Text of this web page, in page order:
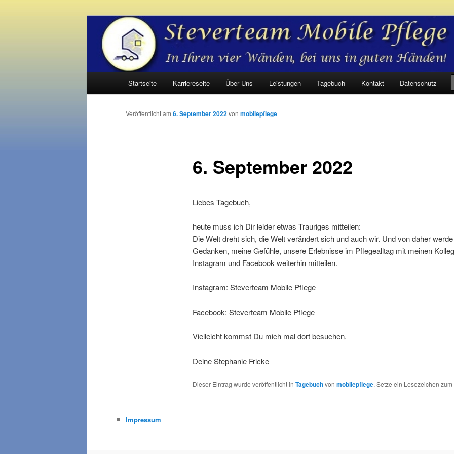
Steverteam Mobile Pflege
Startseite Karriereseite Über Uns Leistungen Tagebuch Kontakt Datenschutz
6. September 2022
Veröffentlicht am 6. September 2022von mobilepflege
Liebes Tagebuch,
heute muss ich Dir leider etwas Trauriges mitteilen:
Die Welt dreht sich, die Welt verändert sich und auch wir. Und von daher
Gedanken, meine Gefühle, unsere Erlebnisse im Pflegealltag mit meinen
Instagram und Facebook weiterhin mitteilen.
Instagram: Steverteam Mobile Pflege
Facebook: Steverteam Mobile Pflege
Vielleicht kommst Du mich mal dort besuchen.
Deine Stephanie Fricke
Dieser Eintrag wurde veröffentlicht in Tagebuchvon mobilepflege. Setze ein Lesezeichen zum
Impressum